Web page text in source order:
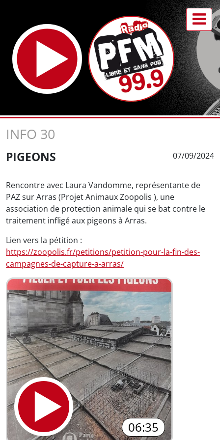
INFO 30
PIGEONS 07/09/2024
Rencontre avec Laura Vandomme, représentante de
PAZ sur Arras (Projet Animaux Zoopolis ), une
association de protection animale qui se bat contre le
traitement infligé aux pigeons à Arras.
Lien vers la pétition :
https://zoopolis.fr/petitions/petition-pour-la-fin-des-
campagnes-de-capture-a-arras/
06:35